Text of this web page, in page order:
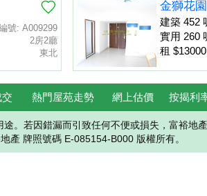
號: A009299
2房2廳
東北
金獅花
建築 452
實用 260
租
熱門屋苑走勢 網上估價 按揭利
。若因錯漏而引致任何不便或損失，富裕地產
產 牌照號碼 E-085154-B000 版權所有。